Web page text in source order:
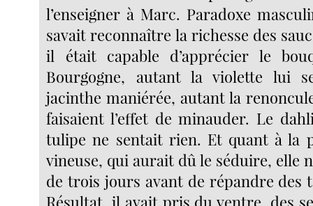
l’enseigner à Marc. Paradoxe
savait reconnaître la richesse des
il était capable d’apprécier le
Bourgogne, autant la violette lui
jacinthe maniérée, autant la
faisaient l’effet de minauder. Le
tulipe ne sentait rien. Et quant à la
vineuse, qui aurait dû le séduire, elle
de trois jours avant de répandre des